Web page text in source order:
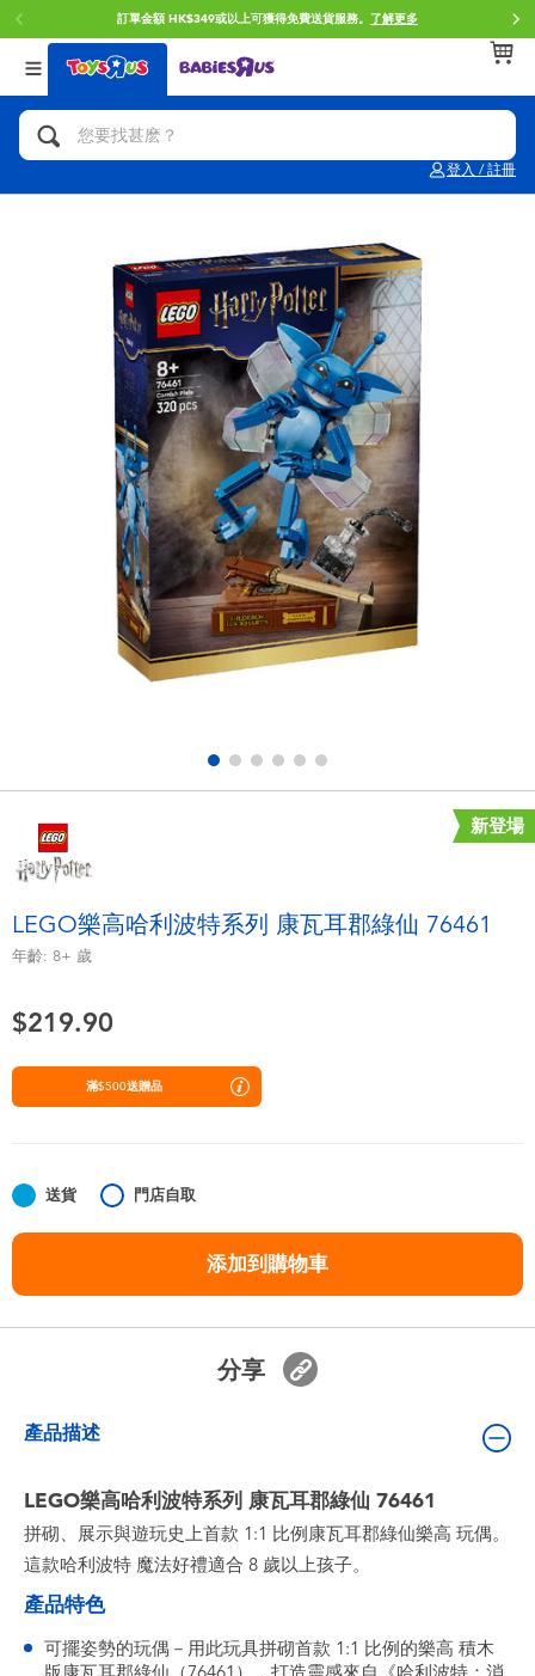
訂單金額 HK$349或以上可獲得免費送貨服務。 了解更多
登入 / 註冊
返回
分類目錄
人氣英雄,角色扮演,射擊玩具
拼砌組合及樂高LEGO
玩具車,貨車,火車及遙控系列
手工藝,文具,蠟筆,泥膠,畫板
娃娃, 芭比,收藏公仔
電子玩具
遊戲及拼圖系列
益智學習玩具
戶外及運動用品
角色扮演及造型系列
毛毛公仔玩具
夏日用品
嬰兒及學前玩具
盲盒
生活精品
返回
品牌
Brunch Brother 早午餐兄弟
Spider-Man蜘蛛俠
Mini Brands
Play-Doh培樂多
Pokemon寶可夢
playpop
LEGO樂高
LeapFrog跳跳蛙
Globber高樂寶
返回
年齢
0~2歳
5~7歳
8~11歳
12~14歳
14歳以上
新登場
LEGO樂高哈利波特系列 康瓦耳郡綠仙 76461
年齡: 8+ 歲
$219.90
滿$500送贈品
送貨 門店自取
添加到購物車
分享
產品描述
LEGO樂高哈利波特系列 康瓦耳郡綠仙 76461
拼砌、展示與遊玩史上首款 1:1 比例康瓦耳郡綠仙樂高 玩偶。
這款哈利波特 魔法好禮適合 8 歲以上孩子。
產品特色
可擺姿勢的玩偶－用此玩具拼砌首款 1:1 比例的樂高 積木